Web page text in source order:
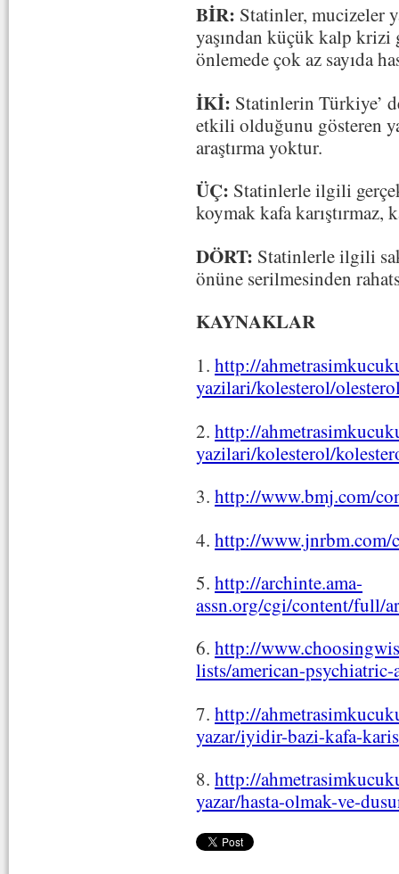
BİR: Statinler, mucizeler
yaşından küçük kalp
önlemede çok az sayıda
İKİ: Statinlerin Türkiye’
etkili olduğunu gösteren
araştırma yoktur.
ÜÇ: Statinlerle ilgili
koymak kafa karıştırmaz,
DÖRT: Statinlerle ilgili
önüne serilmesinden
KAYNAKLAR
1. http://
yazilari/kolesterol/
2. http://
yazilari/kolesterol/
3. http://www.bmj.com/
4. http://www.jnrbm.com/
5. http://archinte.ama-
assn.org/cgi/content/full/
6. http://
lists/american-psychiatric-
7. http://
yazar/iyidir-bazi-kafa-
8. http://
yazar/hasta-olmak-ve-